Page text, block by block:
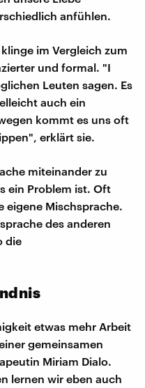
anfühlen.
im Vergleich zum
und formal. "I
Leuten sagen. Es
auch ein
kommt es uns oft
erklärt sie.
miteinander zu
ein Problem ist. Oft
eigene Mischsprache.
des anderen
die
etwas mehr Arbeit
gemeinsamen
Miriam Dialo.
lernen wir eben auch